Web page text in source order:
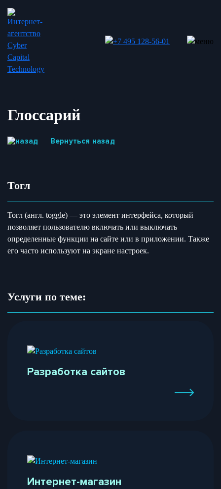
Глоссарий
Вернуться назад
Тогл
Тогл (англ. toggle) — это элемент интерфейса, который
позволяет пользователю включать или выключать
определенные функции на сайте или в приложении. Также
его часто используют на экране настроек.
Услуги по теме:
Разработка сайтов
Интернет-магазин